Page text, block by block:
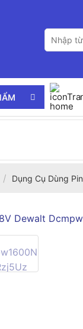
Tìm
kiếm:
/ Dụng Cụ Dùng Pin